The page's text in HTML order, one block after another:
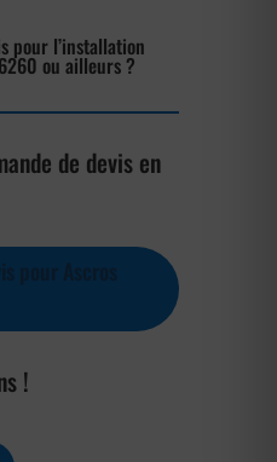
pour l’installation
ou ailleurs ?
de devis en
!